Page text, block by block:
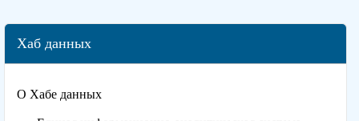
Хаб данных
О Хабе данных